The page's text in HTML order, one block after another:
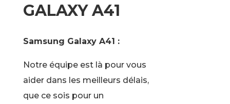
GALAXY A41
Samsung Galaxy A41 :
Notre équipe est là pour vous
aider dans les meilleurs délais,
que ce sois pour un